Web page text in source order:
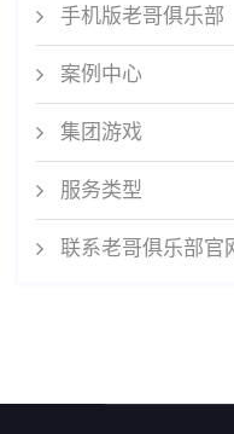
手机版老哥俱乐部
案例中心
集团游戏
服务类型
联系老哥俱乐部官